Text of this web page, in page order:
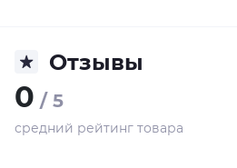
Открывание замка с
Возможности подключения
Отзывы
0 / 5
средний рейтинг товара